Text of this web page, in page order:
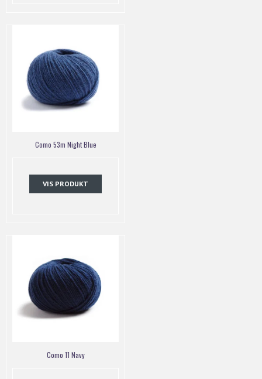
Como 53m Night Blue
VIS PRODUKT
Como 11 Navy